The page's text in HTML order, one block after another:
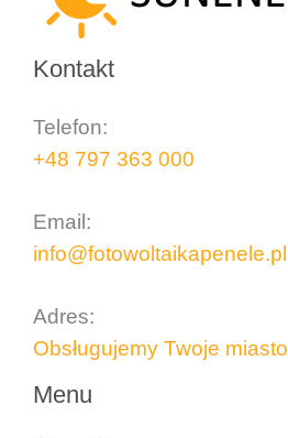
Kontakt
Telefon:
+48 797 363 000
Email:
info@fotowoltaikapenele.pl
Adres:
Obsługujemy Twoje miasto
Menu